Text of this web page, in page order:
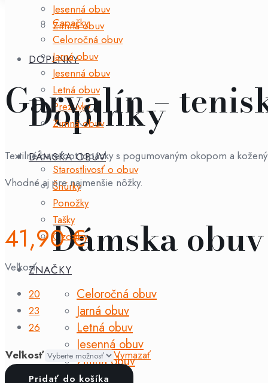
Jesenná obuv
Zimná obuv
DOPLNKY
Doplnky
Starostlivosť o obuv
Šnúrky
Ponožky
Tašky
Ozdoby
ZNAČKY
Capačky
Celoročná obuv
Jarná obuv
Jesenná obuv
Letná obuv
Prezuvky
Zimná obuv
DÁMSKA OBUV
Dámska obuv
Celoročná obuv
Jarná obuv
Letná obuv
Jesenná obuv
Zimná obuv
Garvalín –
Textilné barefoot topánky s pogumovaným okopom a
Vhodné aj pre najmenšie nôžky.
41,90€
Veľkosť
20
23
26
Veľkosť
Vymazať
množstvoPridať do košíka